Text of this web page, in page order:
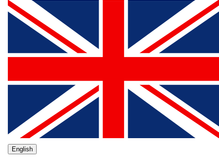
English